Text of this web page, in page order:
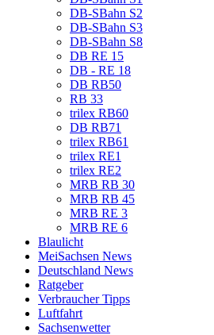
DB-SBahn S2
DB-SBahn S3
DB-SBahn S8
DB RE 15
DB - RE 18
DB RB50
RB 33
trilex RB60
DB RB71
trilex RB61
trilex RE1
trilex RE2
MRB RB 30
MRB RB 45
MRB RE 3
MRB RE 6
Blaulicht
MeiSachsen News
Deutschland News
Ratgeber
Verbraucher Tipps
Luftfahrt
Sachsenwetter